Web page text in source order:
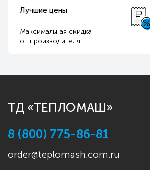
Лучшие цены
Максимальная скидка
от производителя
ТД «ТЕПЛОМАШ»
8 (800) 775-86-81
order@teplomash.com.ru